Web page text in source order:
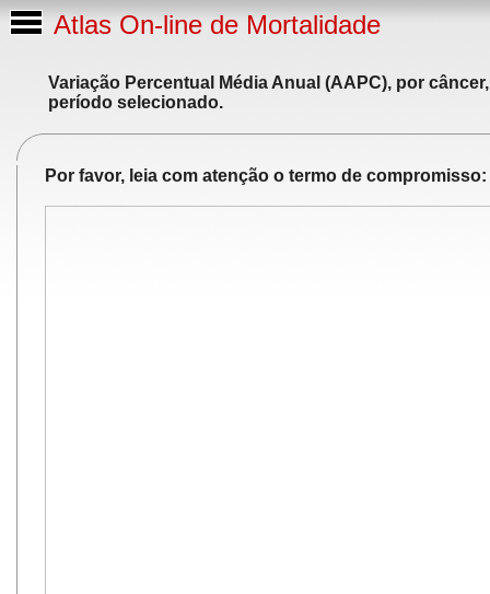
Atlas On-line de Mortalidade
Variação Percentual Média Anual (AAPC), por
período selecionado.
Por favor, leia com atenção o termo de compromisso: